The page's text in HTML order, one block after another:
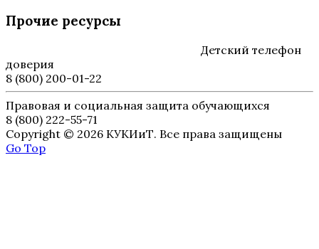
Прочие ресурсы
Детский телефон
доверия
8 (800) 200-01-22
Правовая и социальная защита обучающихся
8 (800) 222-55-71
Copyright © 2026 КУКИиТ. Все права защищены
Go Top